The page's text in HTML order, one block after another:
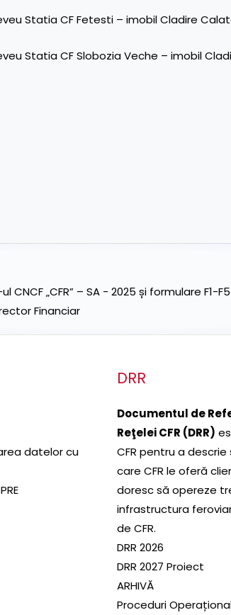
Statia CF Fetesti – imobil Cladire
Statia CF Slobozia Veche – imobil
„CFR” – SA - 2025 și formulare F1-F5
Financiar
datelor cu
DRR
Documentul de
Reţelei CFR (DRR)
CFR pentru a descrie
care CFR le oferă
doresc să opereze
infrastructura
de CFR.
DRR 2026
DRR 2027 Proiect
ARHIVĂ
Proceduri